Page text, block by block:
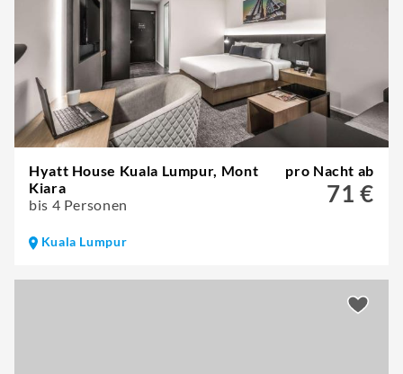
Hyatt House Kuala Lumpur, Mont
Kiara
bis 4 Personen
pro Nacht ab
71 €
Kuala Lumpur